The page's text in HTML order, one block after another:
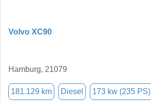
Volvo XC90
Hamburg, 21079
181.129 km Diesel 173 kw (235 PS)